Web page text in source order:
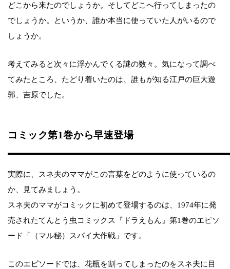
どこから来たのでしょうか。そしてどこへ行ってしまったの
でしょうか。というか、誰か本当に使っていた人がいるので
しょうか。
考えてみると次々に浮かんでくる謎の数々。気になって調べ
てみたところ、たどり着いたのは、誰もが知る江戸の巨大遊
郭、吉原でした。
コミック第1巻から早速登場
実際に、スネ夫のママがこの言葉をどのように使っているの
か、見てみましょう。
スネ夫のママがコミックに初めて登場するのは、1974年に発
売されたてんとう虫コミックス『ドラえもん』第1巻のエピソ
ード「（マル秘）スパイ大作戦」です。
このエピソードでは、花瓶を割ってしまったのをスネ夫に目